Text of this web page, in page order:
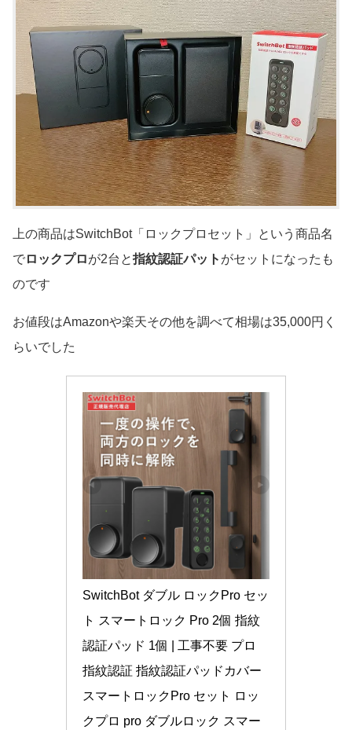
上の商品はSwitchBot「ロックプロセット」という商品名
でロックプロが2台と指紋認証パット がセットになったも
のです
お値段はAmazonや楽天その他を調べて相場は35,000円く
らいでした
SwitchBot ダブル ロックPro セッ
ト スマートロック Pro 2個 指紋
認証パッド 1個 | 工事不要 プロ
指紋認証 指紋認証パッドカバー
スマートロックPro セット ロッ
クプロ pro ダブルロック スマー